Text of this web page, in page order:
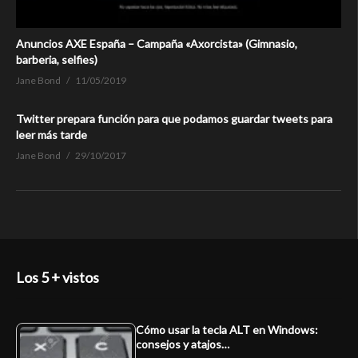
Anuncios AXE España – Campaña «Axorcista» (Gimnasio,
barberia, selfies)
Jane Bond 11/05/2019
Twitter prepara función para que podamos guardar tweets para
leer más tarde
Jane Bond 29/10/2017
Los 5 + vistos
Cómo usar la tecla ALT en Windows:
consejos y atajos…